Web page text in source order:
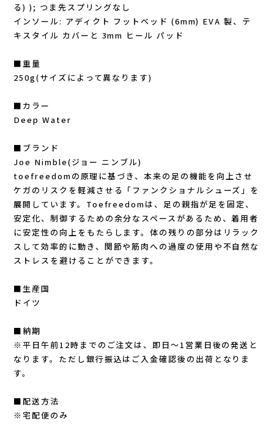
ODLO (オドロ )
OMM(オリジナルマウンテンマラソン)
On Running(オンランニング)
Outdoor Research (アウトドアリサーチ)
PaaGo WORKS(パーゴワークス)
patagonia(パタゴニア)
PRO-TEC(プロテック)
R×L(アールエル)
ranor(ラナー)
ROARK(ロアーク)
る) ); つま先スプリングなし
インソール: アディクト フットベッド (6mm) EVA 製、テ
キスタイル カバーと 3mm ヒール パッド
■重量
250g(サイズによって異なります)
■カラー
Deep Water
■ブランド
Joe Nimble(ジョー ニンブル)
toefreedomの原理に基づき、本来の足の機能を向上させ
ケガのリスクを軽減させる「ファンクショナルシューズ」を
展開しています。Toefreedomは、足の親指が足を固定、
安定化、制御するための余分なスペースがあるため、着用者
に安定性の向上をもたらします。体の残りの部分はリラック
スして効率的に動き、関節や筋肉への過度の使用や不自然な
ストレスを避けることができます。
■生産国
ドイツ
■納期
※平日午前12時までのご注文は、即日～1営業日後の発送と
なります。ただし銀行振込はご入金確認後の出荷となりま
す。
■配送方法
※宅配便のみ